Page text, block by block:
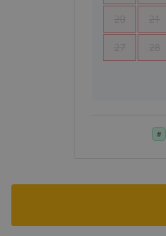
20 21
27 28